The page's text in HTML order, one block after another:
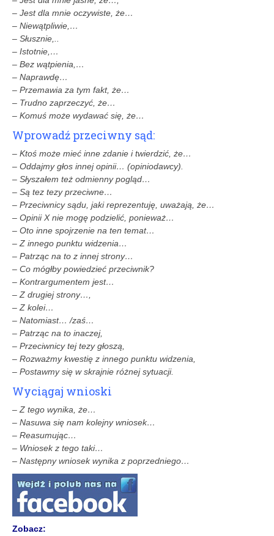
– Jest dla mnie oczywiste, że…
– Niewątpliwie,…
– Słusznie,..
– Istotnie,…
– Bez wątpienia,…
– Naprawdę…
– Przemawia za tym fakt, że…
– Trudno zaprzeczyć, że…
– Komuś może wydawać się, że…
Wprowadź przeciwny sąd:
– Ktoś może mieć inne zdanie i twierdzić, że…
– Oddajmy głos innej opinii… (opiniodawcy).
– Słyszałem też odmienny pogląd…
– Są tez tezy przeciwne…
– Przeciwnicy sądu, jaki reprezentuję, uważają, że…
– Opinii X nie mogę podzielić, ponieważ…
– Oto inne spojrzenie na ten temat…
– Z innego punktu widzenia…
– Patrząc na to z innej strony…
– Co mógłby powiedzieć przeciwnik?
– Kontrargumentem jest…
– Z drugiej strony…,
– Z kolei…
– Natomiast… /zaś…
– Patrząc na to inaczej,
– Przeciwnicy tej tezy głoszą,
– Rozważmy kwestię z innego punktu widzenia,
– Postawmy się w skrajnie różnej sytuacji.
Wyciągaj wnioski
– Z tego wynika, że…
– Nasuwa się nam kolejny wniosek…
– Reasumując…
– Wniosek z tego taki…
– Następny wniosek wynika z poprzedniego…
Zobacz: